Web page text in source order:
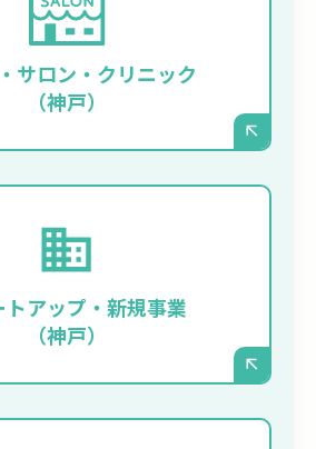
サロン・クリニック
（神戸）
ォーアフター写真や、キャン
繁に更新したい場合に強みを
練されたデザインで、お店の
ングを強力に後押しします。
トアップ・新規事業
（神戸）
ピーディに立ち上げ、最小限
フェッショナルな顔となるサ
要なため、事業そのものに集